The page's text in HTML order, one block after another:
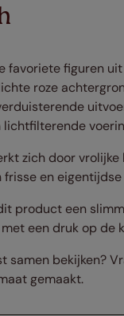
favoriete figuren
roze
zich door
en
product een
een druk op
bekijken?
gemaakt.